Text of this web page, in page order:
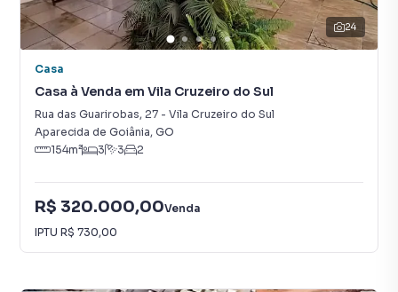
24
Casa
Casa à Venda em Vila Cruzeiro do Sul
Rua das Guarirobas, 27 - Vila Cruzeiro do Sul
Aparecida de Goiânia, GO
154m² 3 3 2
R$ 320.000,00Venda
IPTU R$ 730,00